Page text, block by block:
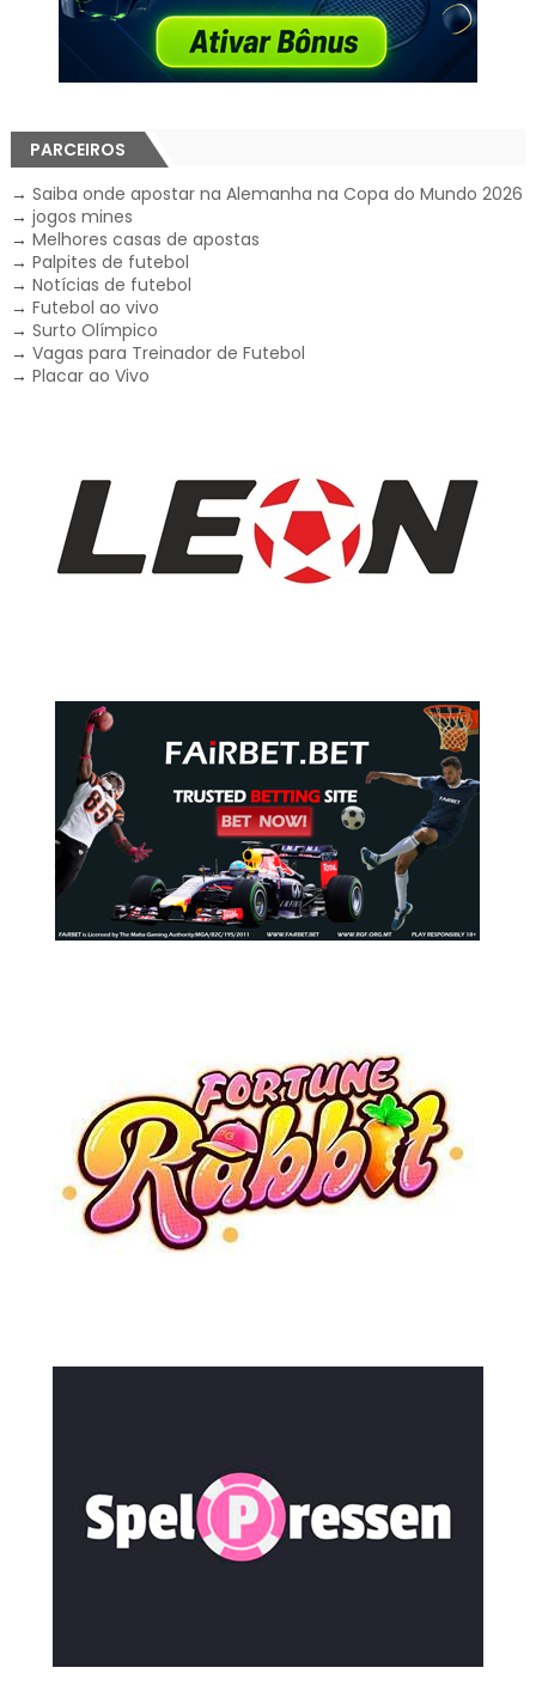
PARCEIROS
→ Saiba onde apostar na Alemanha na Copa do Mundo 2026
→ jogos mines
→ Melhores casas de apostas
→ Palpites de futebol
→ Notícias de futebol
→ Futebol ao vivo
→ Surto Olímpico
→ Vagas para Treinador de Futebol
→ Placar ao Vivo